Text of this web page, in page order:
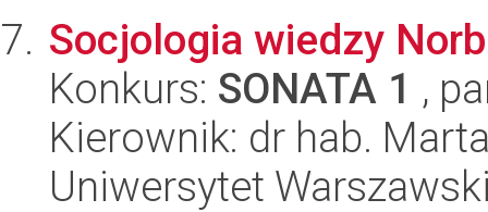
Socjologia wiedzy
Konkurs: SONATA 1 ,
Kierownik: dr hab.
Uniwersytet